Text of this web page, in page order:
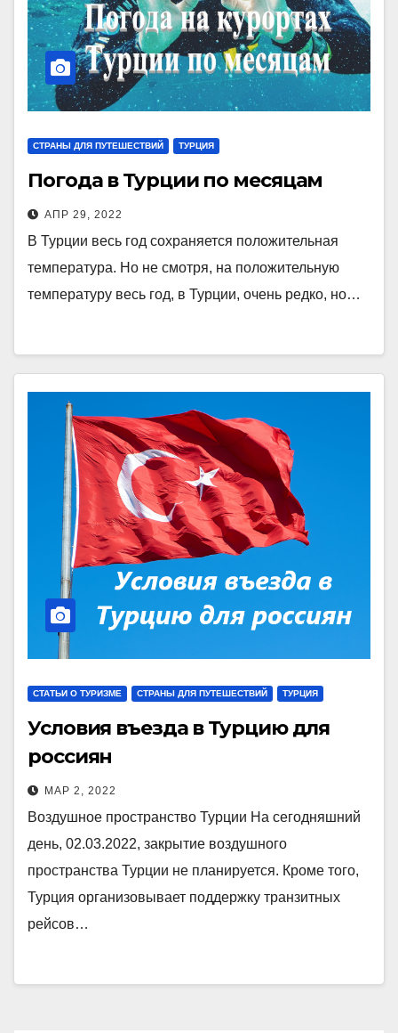
СТРАНЫ ДЛЯ ПУТЕШЕСТВИЙ ТУРЦИЯ
Погода в Турции по месяцам
АПР 29, 2022
В Турции весь год сохраняется положительная
температура. Но не смотря, на положительную
температуру весь год, в Турции, очень редко, но…
СТАТЬИ О ТУРИЗМЕ СТРАНЫ ДЛЯ ПУТЕШЕСТВИЙ ТУРЦИЯ
Условия въезда в Турцию для
россиян
МАР 2, 2022
Воздушное пространство Турции На сегодняшний
день, 02.03.2022, закрытие воздушного
пространства Турции не планируется. Кроме того,
Турция организовывает поддержку транзитных
рейсов…